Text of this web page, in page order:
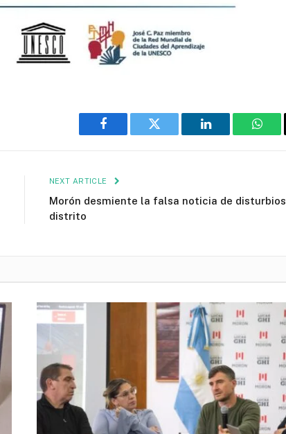
Facebook Twitter LinkedIn
NEXT ARTICLE
Morón desmiente la falsa noticia de
distrito